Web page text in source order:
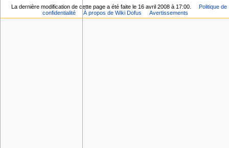
La dernière modification de cette page a été faite le 16 avril 2008 à 17:00.
Politique de
confidentialité
À propos de Wiki Dofus Avertissements